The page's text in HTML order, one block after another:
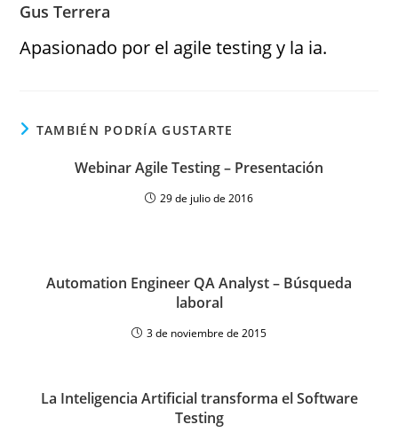
Gus Terrera
Apasionado por el agile testing y la ia.
TAMBIÉN PODRÍA GUSTARTE
Webinar Agile Testing – Presentación
29 de julio de 2016
Automation Engineer QA Analyst – Búsqueda
laboral
3 de noviembre de 2015
La Inteligencia Artificial transforma el Software
Testing